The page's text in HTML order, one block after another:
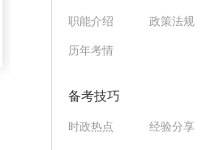
职能介绍 政策法规
历年考情
备考技巧
时政热点 经验分享